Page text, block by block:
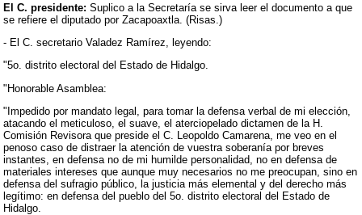
El C. presidente: Suplico a la Secretaría se sirva leer el documento a que
se refiere el diputado por Zacapoaxtla. (Risas.)
- El C. secretario Valadez Ramírez, leyendo:
"5o. distrito electoral del Estado de Hidalgo.
"Honorable Asamblea:
"Impedido por mandato legal, para tomar la defensa verbal de mi elección,
atacando el meticuloso, el suave, el aterciopelado dictamen de la H.
Comisión Revisora que preside el C. Leopoldo Camarena, me veo en el
penoso caso de distraer la atención de vuestra soberanía por breves
instantes, en defensa no de mi humilde personalidad, no en defensa de
materiales intereses que aunque muy necesarios no me preocupan, sino en
defensa del sufragio público, la justicia más elemental y del derecho más
legítimo: en defensa del pueblo del 5o. distrito electoral del Estado de
Hidalgo.